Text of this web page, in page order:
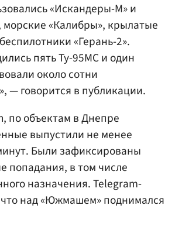
«Искандеры-М» и
«Калибры», крылатые
«Герань-2».
пять Ту-95МС и один
около сотни
— говорится в публикации.
по объектам в Днепре
выпустили не менее
Были зафиксированы
попадания, в том числе
назначения. Telegram-
над «Южмашем» поднимался